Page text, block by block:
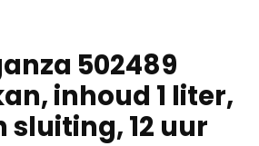
502489
inhoud 1 liter,
sluiting, 12 uur